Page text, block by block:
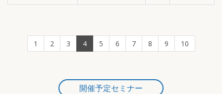
1 2 3 4 5 6 7 8 9 10
開催予定セミナー